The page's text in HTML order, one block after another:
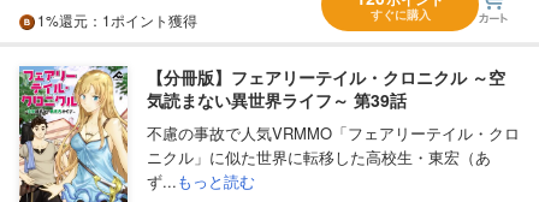
1%還元 ：1ポイント獲得 すぐに購入
【分冊版】フェアリーテイル・クロニクル ～空
気読まない異世界ライフ～ 第39話
不慮の事故で人気VRMMO「フェアリーテイル・クロ
ニクル」に似た世界に転移した高校生・東宏（あ
ず...もっと読む